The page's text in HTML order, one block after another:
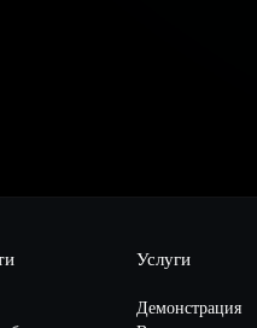
Услуги
Демонстрация